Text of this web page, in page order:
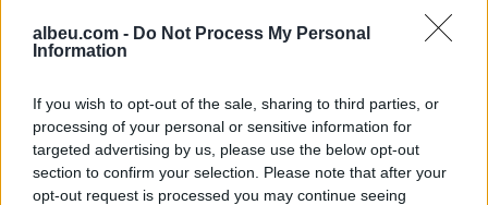
albeu.com - Do Not Process My Personal
Information
If you wish to opt-out of the sale, sharing to third parties, or
processing of your personal or sensitive information for
targeted advertising by us, please use the below opt-out
section to confirm your selection. Please note that after your
opt-out request is processed you may continue seeing
privatizimi i shtetit/ Jorida
Tabaku: Korporata e
Investimeve si instrument
i kapjes së pronave
publike
e Investimeve po
përdoret për dhënie
pronash publike